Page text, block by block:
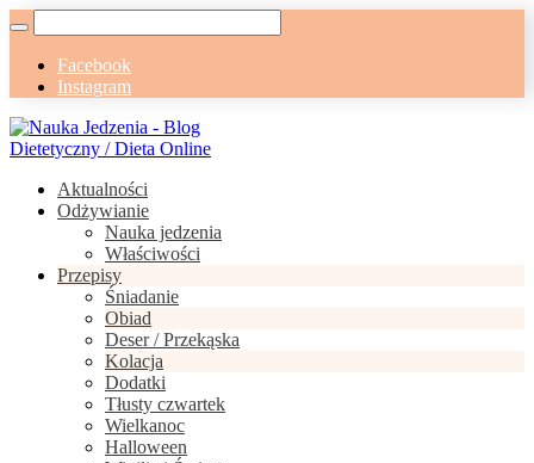
Facebook
Instagram
Aktualności
Odżywianie
Nauka jedzenia
Właściwości
Przepisy
Śniadanie
Obiad
Deser / Przekąska
Kolacja
Dodatki
Tłusty czwartek
Wielkanoc
Halloween